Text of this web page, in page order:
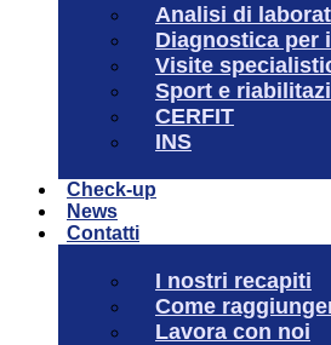
Analisi di
Diagnostica per
Visite
Sport e
CERFIT
INS
Check-up
News
Contatti
I nostri recapiti
Come
Lavora con noi